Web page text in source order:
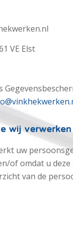
VE Elst
wij verwerken
uw
of omdat u
van de